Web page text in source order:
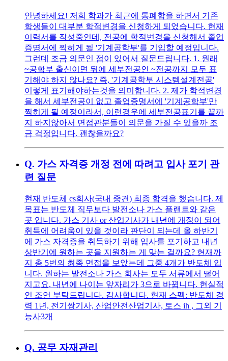
안녕하세요! 저희 학과가 최근에 통폐합을 하면서 기존
학생들이 대부분 학적변경을 신청하게 되었습니다. 현재
이력서를 작성중인데, 전공에 학적변경을 신청해서 졸업
증명서에 찍히게 될 '기계공학부'를 기입할 예정입니다.
그런데 조금 의문인 점이 있어서 질문드립니다. 1. 원래
~공학부 출신이면 뒤에 세부전공인 ~전공까지 모두 표
기해야 하지 않나요? 즉, '기계공학부 시스템설계전공'
이렇게 표기해야하는것을 의미합니다. 2. 제가 학적변경
을 해서 세부전공이 없고 졸업증명서에 '기계공학부'만
찍히게 될 예정이라서, 이런경우에 세부전공표기를 끝까
지 하지않아서 면접관분들이 의문을 가질 수 있을까 조
금 걱정입니다. 괜찮을까요?
Q. 가스 자격증 개정 전에 따려고 입사 포기 관
련 질문
현재 반도체 cs회사(국내 중견) 최종 합격을 했습니다. 제
목표는 반도체 직무보다 발전소나 가스 플랜트와 같은
곳 입니다. 가스 기사 or 산업기사가 내년에 개정이 되어
취득에 어려움이 있을 것이라 판단이 되는데 올 하반기
에 가스 자격증을 취득하기 위해 입사를 포기하고 내년
상반기에 원하는 곳을 지원하는 게 맞는 걸까요? 현재까
지 총 5번의 최종 면접을 보았는데 그중 4개가 반도체 입
니다. 원하는 발전소나 가스 회사는 모두 서류에서 떨어
지고요. 내년에 나이는 앞자리가 3으로 바뀝니다. 현실적
인 조언 부탁드립니다. 감사합니다. 현재 스펙: 반도체 경
력 1년, 전기쌍기사, 산업안전산업기사, 토스 ih , 그외 기
능사3개
Q. 공무 자재관리